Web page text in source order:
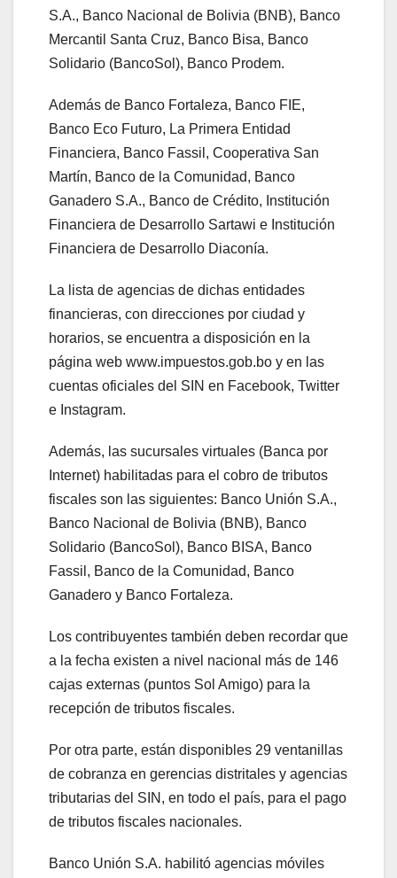
S.A., Banco Nacional de Bolivia (BNB), Banco
Mercantil Santa Cruz, Banco Bisa, Banco
Solidario (BancoSol), Banco Prodem.
Además de Banco Fortaleza, Banco FIE,
Banco Eco Futuro, La Primera Entidad
Financiera, Banco Fassil, Cooperativa San
Martín, Banco de la Comunidad, Banco
Ganadero S.A., Banco de Crédito, Institución
Financiera de Desarrollo Sartawi e Institución
Financiera de Desarrollo Diaconía.
La lista de agencias de dichas entidades
financieras, con direcciones por ciudad y
horarios, se encuentra a disposición en la
página web www.impuestos.gob.bo y en las
cuentas oficiales del SIN en Facebook, Twitter
e Instagram.
Además, las sucursales virtuales (Banca por
Internet) habilitadas para el cobro de tributos
fiscales son las siguientes: Banco Unión S.A.,
Banco Nacional de Bolivia (BNB), Banco
Solidario (BancoSol), Banco BISA, Banco
Fassil, Banco de la Comunidad, Banco
Ganadero y Banco Fortaleza.
Los contribuyentes también deben recordar que
a la fecha existen a nivel nacional más de 146
cajas externas (puntos Sol Amigo) para la
recepción de tributos fiscales.
Por otra parte, están disponibles 29 ventanillas
de cobranza en gerencias distritales y agencias
tributarias del SIN, en todo el país, para el pago
de tributos fiscales nacionales.
Banco Unión S.A. habilitó agencias móviles